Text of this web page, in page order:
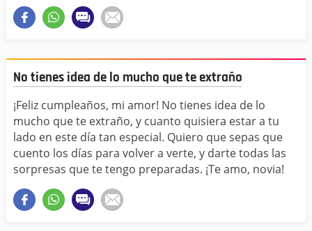
No tienes idea de lo mucho que te extraño
¡Feliz cumpleaños, mi amor! No tienes idea de lo
mucho que te extraño, y cuanto quisiera estar a tu
lado en este día tan especial. Quiero que sepas que
cuento los días para volver a verte, y darte todas las
sorpresas que te tengo preparadas. ¡Te amo, novia!